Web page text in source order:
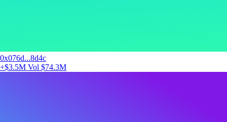
0x076d...8d4c
+$3.5M Vol $74.3M